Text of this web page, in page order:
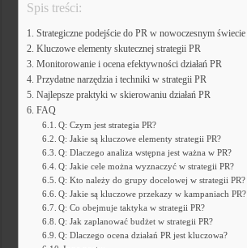
Spis treści:
Strategiczne podejście do PR w nowoczesnym świecie
Kluczowe elementy skutecznej strategii PR
Monitorowanie i ocena efektywności działań PR
Przydatne narzędzia i techniki w strategii PR
Najlepsze praktyki w skierowaniu działań PR
FAQ
Q: Czym jest strategia PR?
Q: Jakie są kluczowe elementy strategii PR?
Q: Dlaczego analiza wstępna jest ważna w PR?
Q: Jakie cele można wyznaczyć w strategii PR?
Q: Kto należy do grupy docelowej w strategii PR?
Q: Jakie są kluczowe przekazy w kampaniach PR?
Q: Co obejmuje taktyka w strategii PR?
Q: Jak zaplanować budżet w strategii PR?
Q: Dlaczego ocena działań PR jest kluczowa?